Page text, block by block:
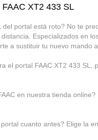
XT2 433 SL
del portal está roto? No te
Especializados en
a sustituir tu nuevo mando
el portal FAAC XT2 433 SL,
en nuestra tienda online?
cuanto antes? Elige la